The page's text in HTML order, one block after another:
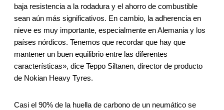
baja resistencia a la rodadura y el ahorro de combustible
sean aún más significativos. En cambio, la adherencia en
nieve es muy importante, especialmente en Alemania y los
países nórdicos. Tenemos que recordar que hay que
mantener un buen equilibrio entre las diferentes
características», dice Teppo Siltanen, director de producto
de Nokian Heavy Tyres.
Casi el 90% de la huella de carbono de un neumático se